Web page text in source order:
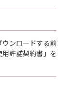
憶媒体
物理的
当該保証
欠陥が発
「メディ
ンロードする前
許諾契約書」を